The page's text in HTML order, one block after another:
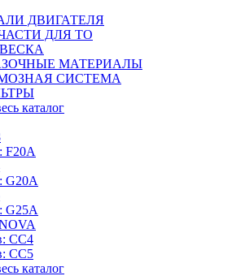
ДВИГАТЕЛЯ
ДЛЯ ТО
МАТЕРИАЛЫ
СИСТЕМА
каталог
F20A
G20A
G25A
CC4
CC5
каталог